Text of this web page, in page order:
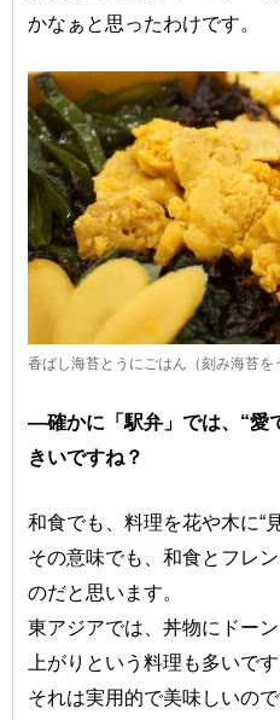
かなぁと思ったわけです。
香ばし海苔とうにごはん（刻み海苔を
―確かに「駅弁」では、“愛
きいですね？
和食でも、料理を花や木に“
その意味でも、和食とフレ
のだと思います。
東アジアでは、丼物にドー
上がりという料理も多いです
それは実用的で美味しいの